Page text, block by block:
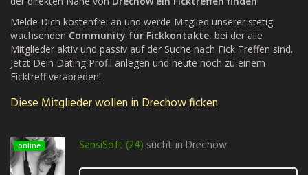
Melde Dich kostenfrei an und werde Mitglied unserer stetig
wachsenden Community für Fickkontakte, bei der alle
Mitglieder aktiv und passiv auf der Suche nach Fick Treffen sind.
Jetzt Dein Dating Profil anlegen und heute noch zu einem
Ficktreff verabreden!
Diese Mitglieder wollen in Drechow ficken
online SansiSoft (24) sucht in Drechow